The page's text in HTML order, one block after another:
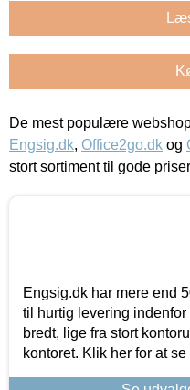
De mest populære
Engsig.dk, Office2go.dk og
stort sortiment til gode
Engsig.dk har mere end
til hurtig levering
bredt, lige fra stort
kontoret. Klik her for at